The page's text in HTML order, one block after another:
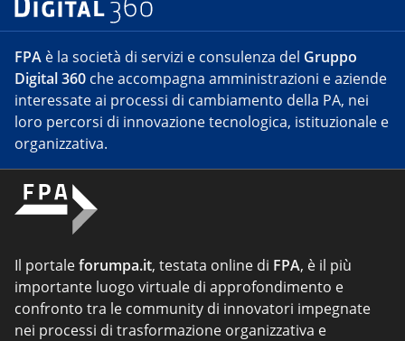
FPA è la società di servizi e consulenza del Gruppo
Digital 360 che accompagna amministrazioni e aziende
interessate ai processi di cambiamento della PA, nei
loro percorsi di innovazione tecnologica, istituzionale e
organizzativa.
Il portaleforumpa.it, testata online di FPA, è il più
importante luogo virtuale di approfondimento e
confronto tra le community di innovatori impegnate
nei processi di trasformazione organizzativa e